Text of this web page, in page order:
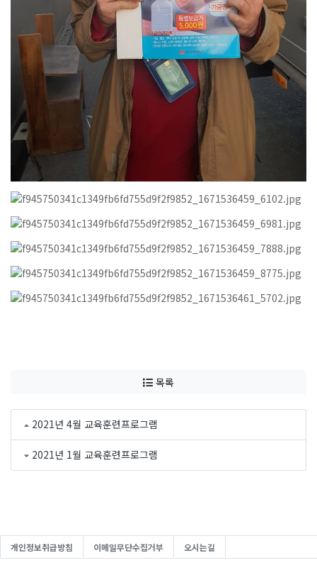
목록
2021년 4월 교육훈련프로그램
2021년 1월 교육훈련프로그램
개인정보취급방침 이메일무단수집거부 오시는길